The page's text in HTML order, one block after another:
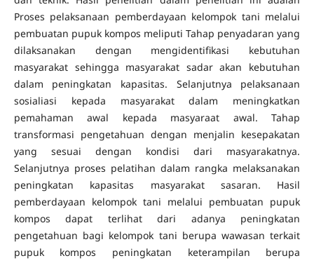
Proses pelaksanaan pemberdayaan kelompok tani melalui
pembuatan pupuk kompos meliputi Tahap penyadaran yang
dilaksanakan dengan mengidentifikasi kebutuhan
masyarakat sehingga masyarakat sadar akan kebutuhan
dalam peningkatan kapasitas. Selanjutnya pelaksanaan
sosialiasi kepada masyarakat dalam meningkatkan
pemahaman awal kepada masyaraat awal. Tahap
transformasi pengetahuan dengan menjalin kesepakatan
yang sesuai dengan kondisi dari masyarakatnya.
Selanjutnya proses pelatihan dalam rangka melaksanakan
peningkatan kapasitas masyarakat sasaran. Hasil
pemberdayaan kelompok tani melalui pembuatan pupuk
kompos dapat terlihat dari adanya peningkatan
pengetahuan bagi kelompok tani berupa wawasan terkait
pupuk kompos peningkatan keterampilan berupa